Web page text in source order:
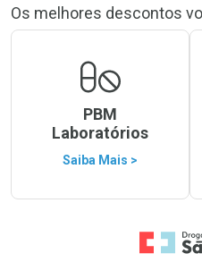
Os melhores descontos
PBM
Laboratórios
Saiba Mais >
Ir para a